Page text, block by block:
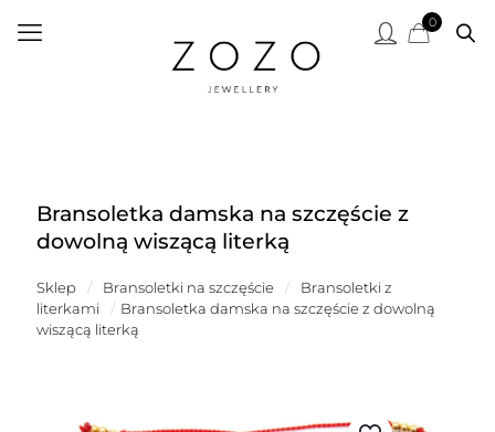
0
Bransoletka damska na szczęście z
dowolną wiszącą literką
Sklep / Bransoletki na szczęście /
Bransoletki z
literkami
/ Bransoletka damska na szczęście z dowolną
wiszącą literką